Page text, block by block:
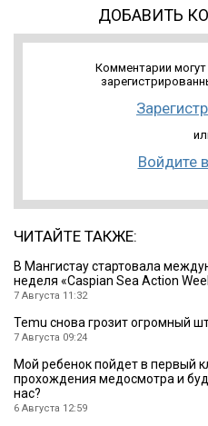
ДОБАВИТЬ
Комментарии
Войдите
ЧИТАЙТЕ ТАКЖЕ:
B Мангистау стартовала
неделя «Caspian Sea Action
7 Августа 11:32
Temu снова грозит огромный
7 Августа 09:24
Мой ребенок пойдет в первый
прохождения медосмотра и
нас?
6 Августа 12:59